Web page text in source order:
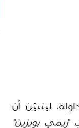
ريمي بويزين"